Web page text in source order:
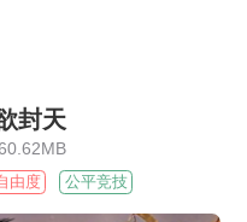
封天
由度 公平竞技